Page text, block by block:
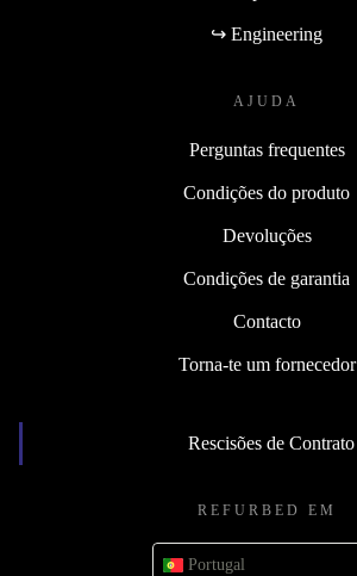
↪ Engineering
AJUDA
Perguntas frequentes
Condições do produto
Devoluções
Condições de garantia
Contacto
Torna-te um fornecedor
Rescisões de Contrato
REFURBED EM
Portugal